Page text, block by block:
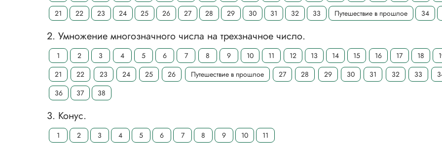
21
22 23 24 25 26 27 28 29 30 31 32 33 Путешествие в прошлое 34
2. Умножение многозначного числа на трехзначное число.
1 2 3 4 5 6 7 8 9 10 11 12 13 14 15 16 17 18
21
22 23 24 25 26 Путешествие в прошлое 27 28 29 30 31 32 33
36
37 38
3. Конус.
1 2 3 4 5 6 7 8 9 10 11